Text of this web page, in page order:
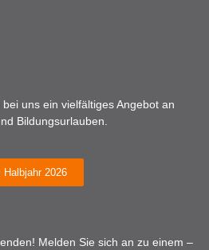
uns ein vielfältiges Angebot an
Bildungsurlauben.
2026
Melden Sie sich an zu einem –